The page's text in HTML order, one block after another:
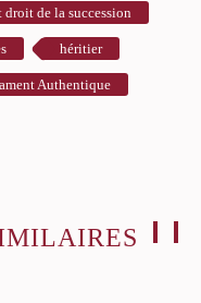
droit de la succession
héritier
Authentique